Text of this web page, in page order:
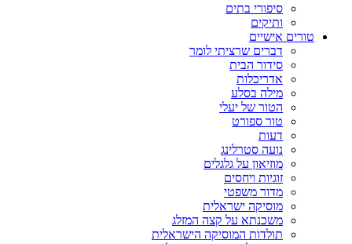
סיפורי בתים
ותיקים
טורים אישיים
דברים שרציתי לומר
סידור הבית
אדריכלות
מילה בסלע
הטור של יעלי
טור ספורט
דעות
נועה סטרלינג
מוזיאון על גלגלים
זוגיות ויחסים
מדור משפטי
מוסיקה ישראלית
משכנתא על קצה המזלג
תולדות המוסיקה הישראלית